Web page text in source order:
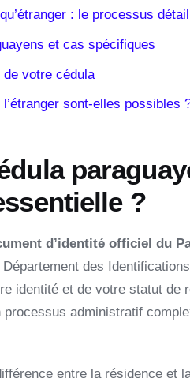
: le processus
et cas spécifiques
votre cédula
sont-elles possibles
?
d’identité officiel du
des
identité et de votre statut de
processus administratif
entre la résidence et